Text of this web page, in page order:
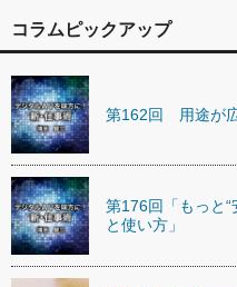
コラムピックアップ
第162回 用途が
第176回「もっと
と使い方」